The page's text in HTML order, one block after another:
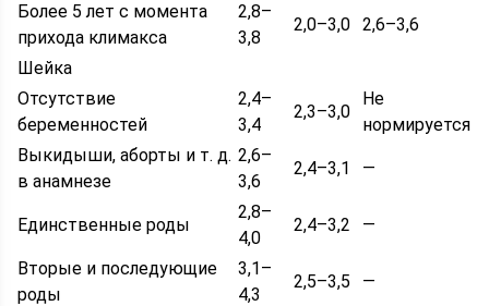
Более 5 лет с момента
прихода климакса
2,8–
3,8
2,0–3,0 2,6–3,6
Шейка
Отсутствие
беременностей
2,4–
3,4
2,3–3,0
Не
нормируется
Выкидыши, аборты и т. д.
в анамнезе
2,6–
3,6
2,4–3,1 —
Единственные роды
2,8–
4,0
2,4–3,2 —
Вторые и последующие
роды
3,1–
4,3
2,5–3,5 —